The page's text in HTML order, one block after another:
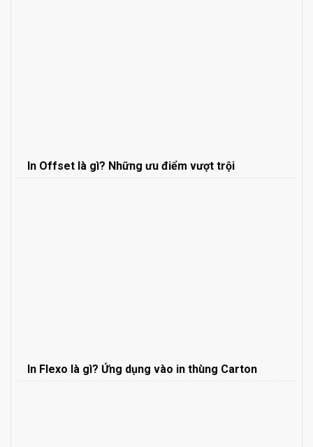
In Offset là gì? Những ưu điểm vượt trội
In Flexo là gì? Ứng dụng vào in thùng Carton